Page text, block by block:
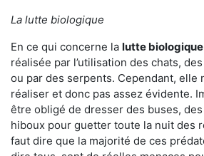
La lutte biologique
En ce qui concerne la lutte biologique
réalisée par l’utilisation des chats,
ou par des serpents. Cependant, elle
réaliser et donc pas assez évidente.
être obligé de dresser des buses,
hiboux pour guetter toute la nuit des
faut dire que la majorité de ces